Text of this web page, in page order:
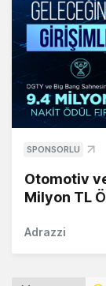
SPONSORLU
Otomotiv
Milyon TL
Adrazzi